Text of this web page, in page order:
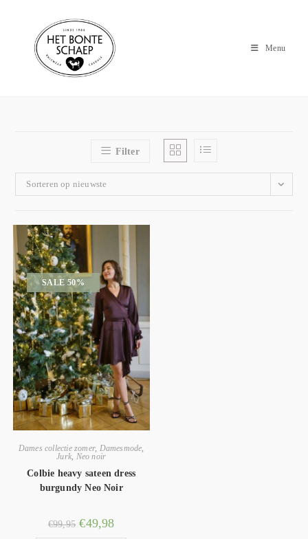
Menu
Filter
Sorteren op nieuwste
SALE 50%
Dames collectie zomer, Damesmode
Jurk Neo noir
Colbie heavy sateen dress
burgundy Neo Noir
€99,95 €49,98